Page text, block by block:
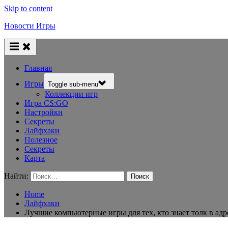
Skip to content
Новости Игры
Главная
Игры Toggle sub-menu
Коллекции игр
Игра CS:GO
Настройки
Секреты
Лайфхаки
Полезное
Секреты
Карта
Найти:
Home
Лайфхаки
Лучшие компьютерные игры для тех, кто знает толк в